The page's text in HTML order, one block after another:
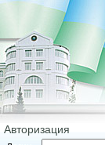
Авторизация